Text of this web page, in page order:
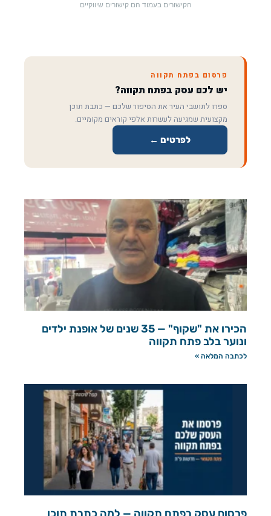
הקישורים בעמוד הם קישורים שיווקיים
פרסום בפתח תקווה
יש לכם עסק בפתח תקווה?
ספרו לתושבי העיר את הסיפור שלכם — כתבת תוכן
מקצועית שמגיעה לעשרות אלפי קוראים מקומיים.
לפרטים ←
הכירו את "שקוף" — 35 שנים של אופנת ילדים
ונוער בלב פתח תקווה
לכתבה המלאה »